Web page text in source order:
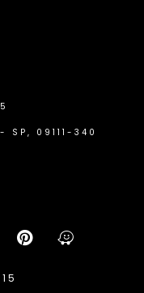
09111-340